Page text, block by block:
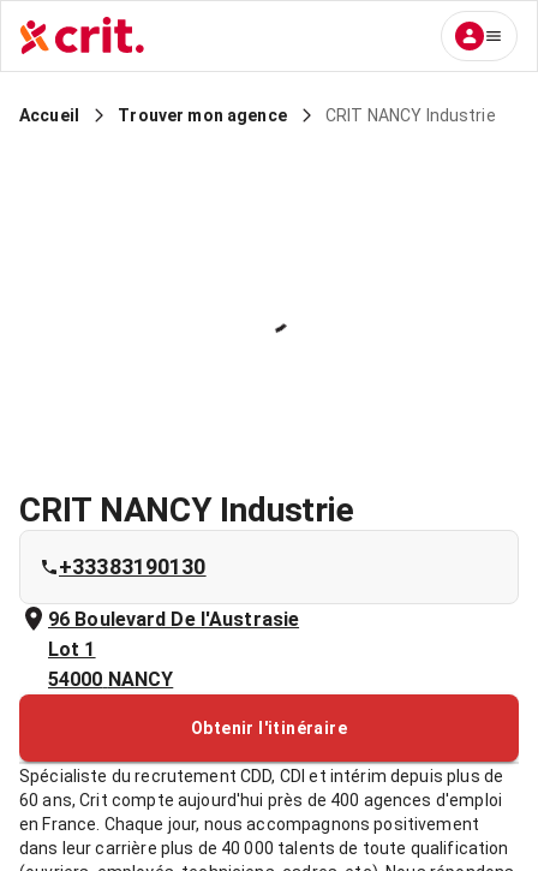
Accueil Trouver mon agence CRIT NANCY Industrie
CRIT NANCY Industrie
+33383190130
96 Boulevard De l'Austrasie
Lot 1
54000 NANCY
Obtenir l'itinéraire
Spécialiste du recrutement CDD, CDI et intérim depuis plus de
60 ans, Crit compte aujourd'hui près de 400 agences d'emploi
en France. Chaque jour, nous accompagnons positivement
dans leur carrière plus de 40 000 talents de toute qualification